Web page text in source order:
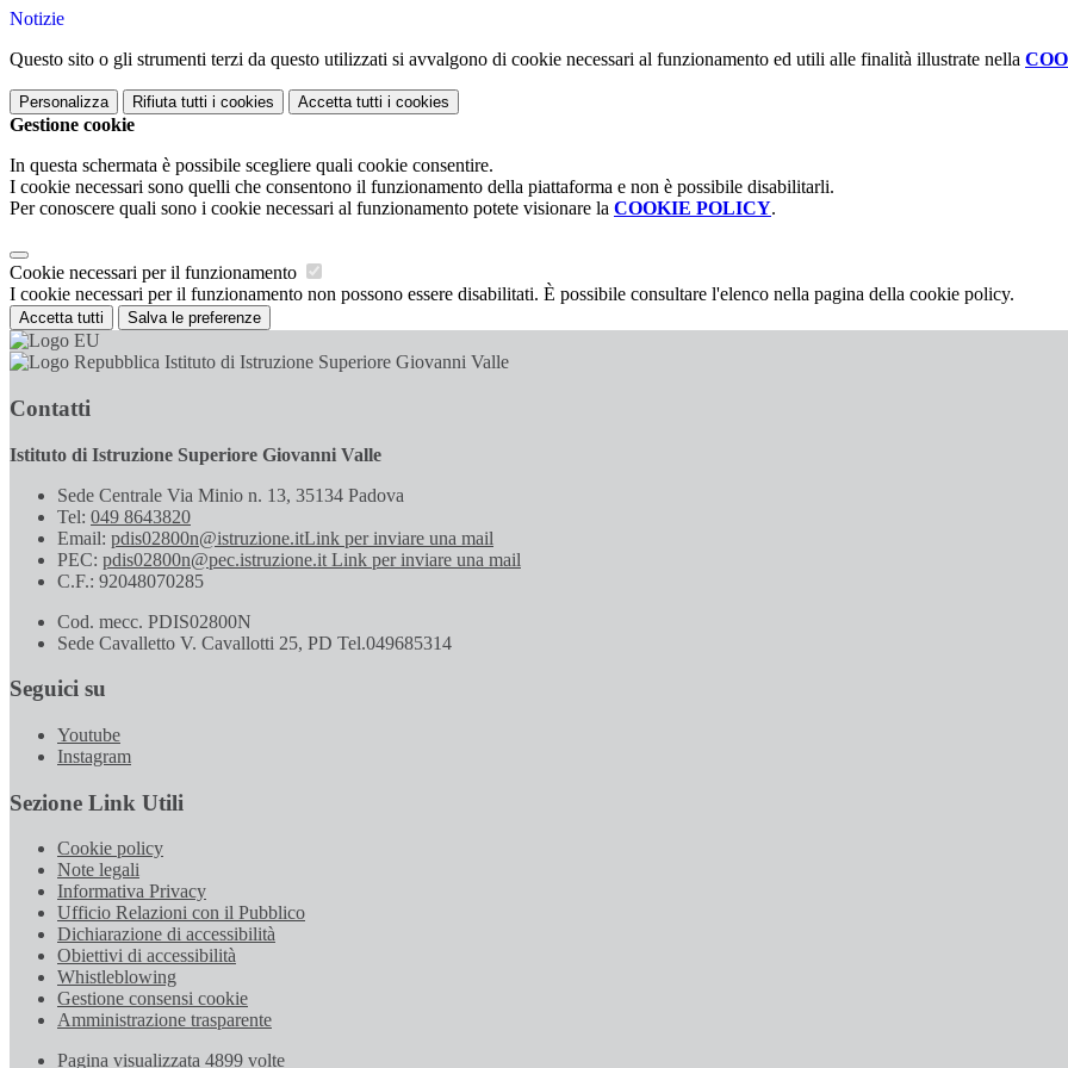
Notizie
Questo sito o gli strumenti terzi da questo utilizzati si avvalgono di cookie necessari al funzionamento ed utili alle finalità illustrate nella
Personalizza Rifiuta tutti i cookies Accetta tutti i cookies
Gestione cookie
In questa schermata è possibile scegliere quali cookie consentire.
I cookie necessari sono quelli che consentono il funzionamento della piattaforma e non è possibile disabilitarli.
Per conoscere quali sono i cookie necessari al funzionamento potete visionare la COOKIE POLICY.
Cookie necessari per il funzionamento
I cookie necessari per il funzionamento non possono essere disabilitati. È possibile consultare l'elenco nella pagina della cookie policy.
Accetta tutti Salva le preferenze
Istituto di Istruzione Superiore Giovanni Valle
Contatti
Istituto di Istruzione Superiore Giovanni Valle
Sede Centrale Via Minio n. 13, 35134 Padova
Tel: 049 8643820
Email: pdis02800n@istruzione.itLink per inviare una mail
PEC: pdis02800n@pec.istruzione.it Link per inviare una mail
C.F.: 92048070285
Cod. mecc. PDIS02800N
Sede Cavalletto V. Cavallotti 25, PD Tel.049685314
Seguici su
Youtube
Instagram
Sezione Link Utili
Cookie policy
Note legali
Informativa Privacy
Ufficio Relazioni con il Pubblico
Dichiarazione di accessibilità
Obiettivi di accessibilità
Whistleblowing
Gestione consensi cookie
Amministrazione trasparente
Pagina visualizzata 4899 volte